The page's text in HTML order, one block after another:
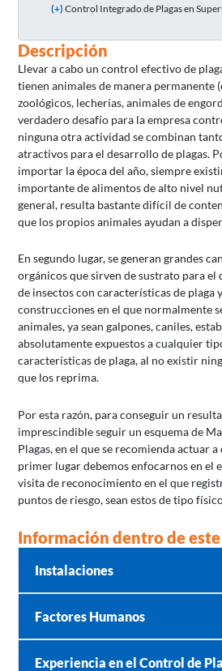
(+) Control Integrado de Plagas en
Descripción
Llevar a cabo un control efectivo de
tienen animales de manera permanente
zoológicos, lecherías, animales de
verdadero desafío para la empresa
ninguna otra actividad se combinan
atractivos para el desarrollo de plagas.
importar la época del año, siempre
importante de alimentos de alto nivel
general, resulta bastante difícil de
que los propios animales ayudan a
En segundo lugar, se generan grandes
orgánicos que sirven de sustrato para el
de insectos con características de plaga
construcciones en el que normalmente
animales, ya sean galpones, caniles,
absolutamente expuestos a cualquier
características de plaga, al no existir
que los reprima.
Por esta razón, para conseguir un
imprescindible seguir un esquema de
Plagas, en el que se recomienda actuar
primer lugar debemos enfocarnos en el
visita de reconocimiento en el que
puntos de riesgo, sean estos de tipo
Información dentro de
Instalaciones
Factores Humanos
Experiencia en el Control de